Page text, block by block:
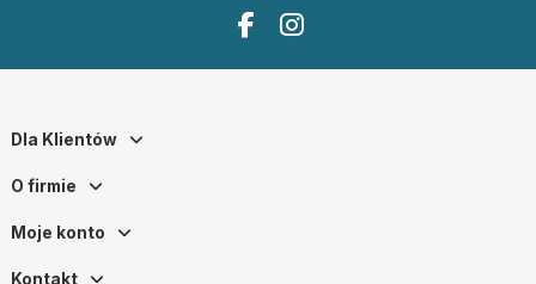
Dla Klientów
O firmie
Moje konto
Kontakt